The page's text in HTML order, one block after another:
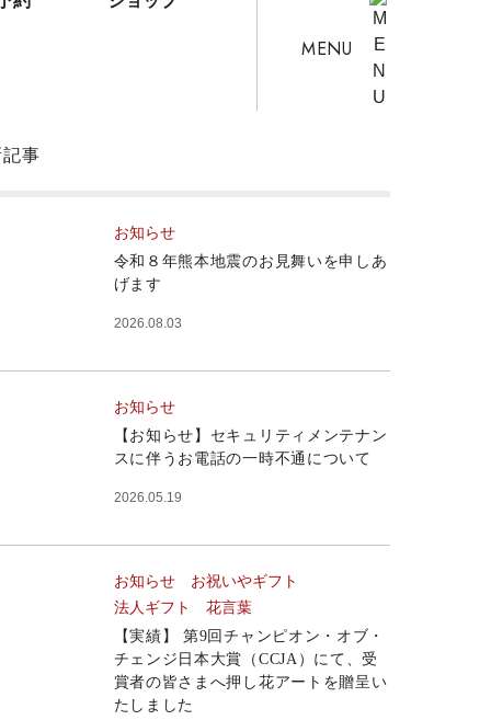
MENU
事
お知らせ
令和８年熊本地震のお見舞いを申しあ
げます
2026.08.03
お知らせ
【お知らせ】セキュリティメンテナン
スに伴うお電話の一時不通について
2026.05.19
お知らせ
お祝いやギフト
法人ギフト
花言葉
【実績】 第9回チャンピオン・オブ・
チェンジ日本大賞（CCJA）にて、受
賞者の皆さまへ押し花アートを贈呈い
たしました